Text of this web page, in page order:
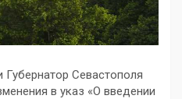
Севастополя
в указ «О введении